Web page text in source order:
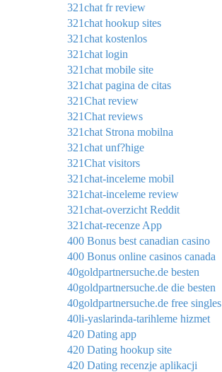
321chat fr review
321chat hookup sites
321chat kostenlos
321chat login
321chat mobile site
321chat pagina de citas
321Chat review
321Chat reviews
321chat Strona mobilna
321chat unf?hige
321Chat visitors
321chat-inceleme mobil
321chat-inceleme review
321chat-overzicht Reddit
321chat-recenze App
400 Bonus best canadian casino
400 Bonus online casinos canada
40goldpartnersuche.de besten
40goldpartnersuche.de die besten
40goldpartnersuche.de free singles
40li-yaslarinda-tarihleme hizmet
420 Dating app
420 Dating hookup site
420 Dating recenzje aplikacji